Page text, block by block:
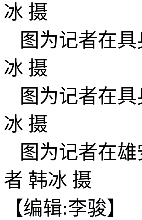
冰 摄
图为记者在
冰 摄
图为记者在
冰 摄
图为记者在
者 韩冰 摄
【编辑:李骏】